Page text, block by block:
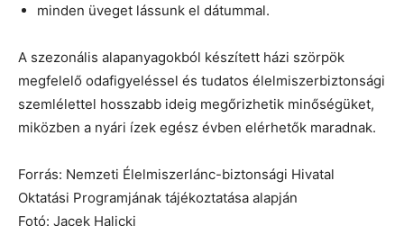
minden üveget lássunk el dátummal.
A szezonális alapanyagokból készített házi szörpök
megfelelő odafigyeléssel és tudatos élelmiszerbiztonsági
szemlélettel hosszabb ideig megőrizhetik minőségüket,
miközben a nyári ízek egész évben elérhetők maradnak.
Forrás: Nemzeti Élelmiszerlánc-biztonsági Hivatal
Oktatási Programjának tájékoztatása alapján
Fotó: Jacek Halicki